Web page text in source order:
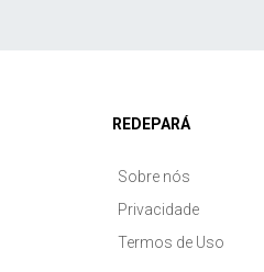
REDEPARÁ
Sobre nós
Privacidade
Termos de Uso